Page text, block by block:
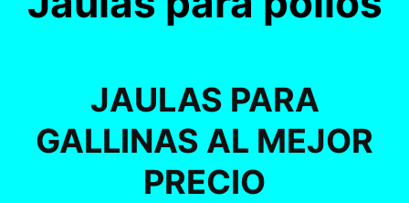
JAULAS PARA
GALLINAS AL MEJOR
PRECIO